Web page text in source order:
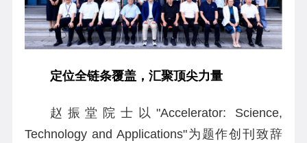
定位全链条覆盖，汇聚顶尖力量
赵振堂院士以"Accelerator: Science,
Technology and Applications"为题作创刊致辞